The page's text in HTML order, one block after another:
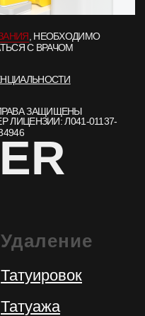
Удаление
Татуировок
Татуажа